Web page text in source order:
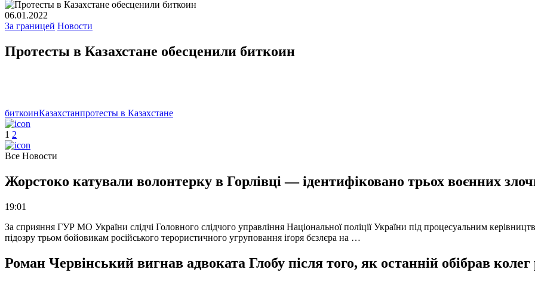
06.01.2022
За границей Новости
Протесты в Казахстане обесценили биткоин
биткоинКазахстанпротесты в Казахстане
1 2
Все Новости
Жорстоко катували волонтерку в Горлівці — ідентифіковано трьох воєнних
19:01
За сприяння ГУР МО України слідчі Головного слідчого управління Національної поліції України під процесуальним
підозру трьом бойовикам російського терористичного угруповання іґоря бєзлєра на …
Роман Червінський вигнав адвоката Глобу після того, як останній обібрав колег